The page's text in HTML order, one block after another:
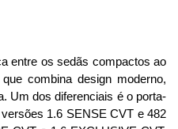
entre os sedãs compactos ao
combina design moderno,
Um dos diferenciais é o porta-
1.6 SENSE CVT e 482